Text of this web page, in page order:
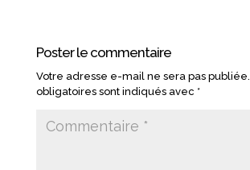
Poster le commentaire
Votre adresse e-mail ne sera pas publiée.
obligatoires sont indiqués avec *